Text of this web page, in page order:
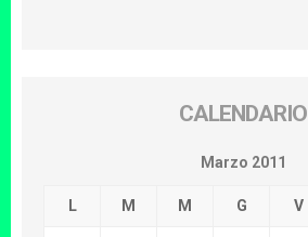
CALENDARIO
Marzo 2011
L M M G V